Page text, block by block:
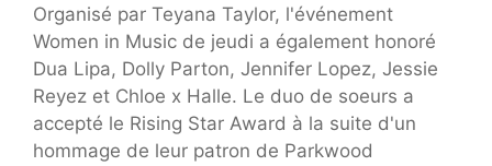
Organisé par Teyana Taylor, l'événement
Women in Music de jeudi a également honoré
Dua Lipa, Dolly Parton, Jennifer Lopez, Jessie
Reyez et Chloe x Halle. Le duo de soeurs a
accepté le Rising Star Award à la suite d'un
hommage de leur patron de Parkwood